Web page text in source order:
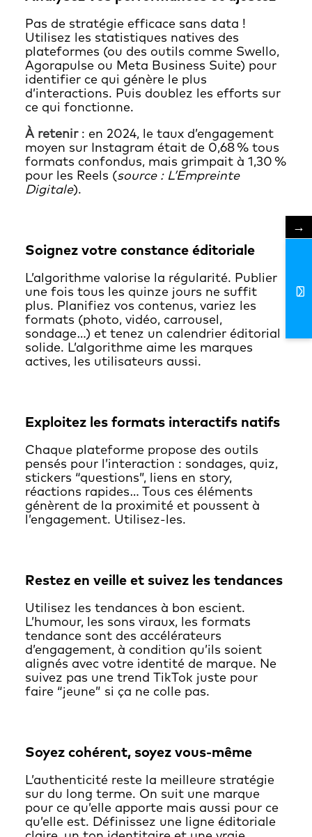
Pas de stratégie efficace sans data !
Utilisez les statistiques natives des
plateformes (ou des outils comme Swello,
Agorapulse ou Meta Business Suite) pour
identifier ce qui génère le plus
d’interactions. Puis doublez les efforts sur
ce qui fonctionne.
À retenir: en 2024, le taux d’engagement
moyen sur Instagram était de 0,68 % tous
formats confondus, mais grimpait à 1,30 %
pour les Reels (source : L’Empreinte
Digitale).
Soignez votre constance éditoriale
L’algorithme valorise la régularité. Publier
une fois tous les quinze jours ne suffit
plus. Planifiez vos contenus, variez les
formats (photo, vidéo, carrousel,
sondage…) et tenez un calendrier éditorial
solide. L’algorithme aime les marques
actives, les utilisateurs aussi.
Exploitez les formats interactifs natifs
Chaque plateforme propose des outils
pensés pour l’interaction : sondages, quiz,
stickers “questions”, liens en story,
réactions rapides… Tous ces éléments
génèrent de la proximité et poussent à
l’engagement. Utilisez-les.
Restez en veille et suivez les tendances
Utilisez les tendances à bon escient.
L’humour, les sons viraux, les formats
tendance sont des accélérateurs
d’engagement, à condition qu’ils soient
alignés avec votre identité de marque. Ne
suivez pas une trend TikTok juste pour
faire “jeune” si ça ne colle pas.
Soyez cohérent, soyez vous-même
L’authenticité reste la meilleure stratégie
sur du long terme. On suit une marque
pour ce qu’elle apporte mais aussi pour ce
qu’elle est. Définissez une ligne éditoriale
→